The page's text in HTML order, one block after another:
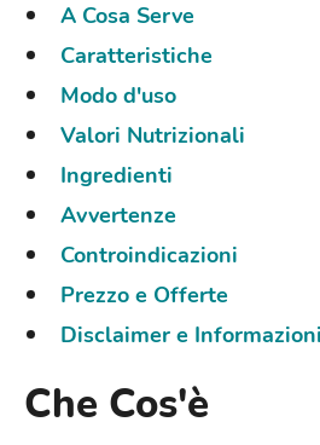
A Cosa Serve
Caratteristiche
Modo d'uso
Valori Nutrizionali
Ingredienti
Avvertenze
Controindicazioni
Prezzo e Offerte
Disclaimer e
Che Cos'è